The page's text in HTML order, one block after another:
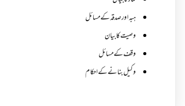
ہبہ اور صدقہ کے مسائل
وصیت کا بیان
وقف کے مسائل
وکیل بنانے کے احکام